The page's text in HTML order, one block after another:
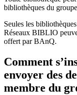
bibliothèques du
Seules les
Réseaux BIBLIO
offert par BAnQ.
Comment
envoyer des
membre du